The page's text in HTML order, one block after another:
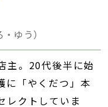
ゆう）
主。20代後半に始
に「やくだつ」本
レクトしていま